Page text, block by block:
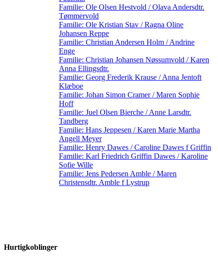
Familie: Ole Olsen Hestvold / Olava Andersdtr.
Tømmervold
Familie: Ole Kristian Stav / Ragna Oline
Johansen Reppe
Familie: Christian Andersen Holm / Andrine
Enge
Familie: Christian Johansen Nøssumvold / Karen
Anna Ellingsdtr.
Familie: Georg Frederik Krause / Anna Jentoft
Klæboe
Familie: Johan Simon Cramer / Maren Sophie
Hoff
Familie: Juel Olsen Bierche / Anne Larsdtr.
Tandberg
Familie: Hans Jeppesen / Karen Marie Martha
Angell Meyer
Familie: Henry Dawes / Caroline Dawes f Griffin
Familie: Karl Friedrich Griffin Dawes / Karoline
Sofie Wille
Familie: Jens Pedersen Amble / Maren
Christensdtr. Amble f Lystrup
Hurtigkoblinger